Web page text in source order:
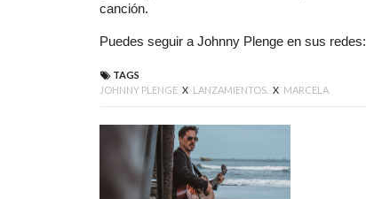
canción.
Puedes seguir a Johnny Plenge en sus redes:
TAGS
JOHNNY PLENGE X LANZAMIENTOS. X MARCELA